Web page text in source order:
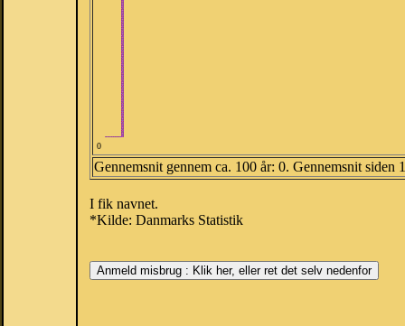
0
Gennemsnit gennem ca. 100 år: 0. Gennemsnit siden
I fik navnet.
*Kilde: Danmarks Statistik